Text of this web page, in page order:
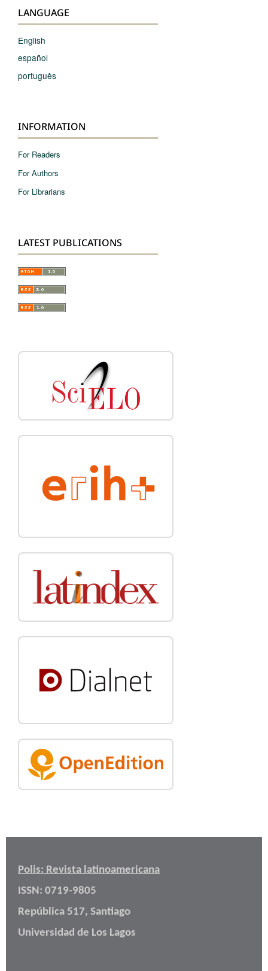
LANGUAGE
English
español
português
INFORMATION
For Readers
For Authors
For Librarians
LATEST PUBLICATIONS
Polis: Revista latinoamericana
ISSN: 0719-9805
República 517, Santiago
Universidad de Los Lagos